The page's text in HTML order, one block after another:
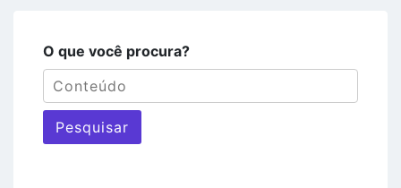
O que você procura?
Pesquisar